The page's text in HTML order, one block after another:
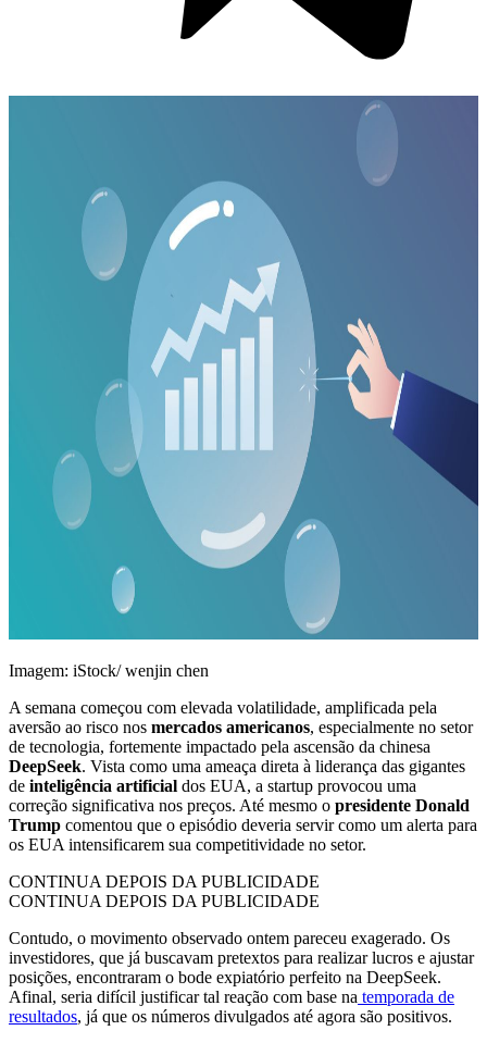
Imagem: iStock/ wenjin chen
A semana começou com elevada volatilidade, amplificada pela
aversão ao risco nos mercados americanos, especialmente no setor
de tecnologia, fortemente impactado pela ascensão da chinesa
DeepSeek. Vista como uma ameaça direta à liderança das gigantes
de inteligência artificial dos EUA, a startup provocou uma
correção significativa nos preços. Até mesmo o presidente Donald
Trump comentou que o episódio deveria servir como um alerta para
os EUA intensificarem sua competitividade no setor.
CONTINUA DEPOIS DA PUBLICIDADE
CONTINUA DEPOIS DA PUBLICIDADE
Contudo, o movimento observado ontem pareceu exagerado. Os
investidores, que já buscavam pretextos para realizar lucros e ajustar
posições, encontraram o bode expiatório perfeito na DeepSeek.
Afinal, seria difícil justificar tal reação com base na temporada de
resultados, já que os números divulgados até agora são positivos.